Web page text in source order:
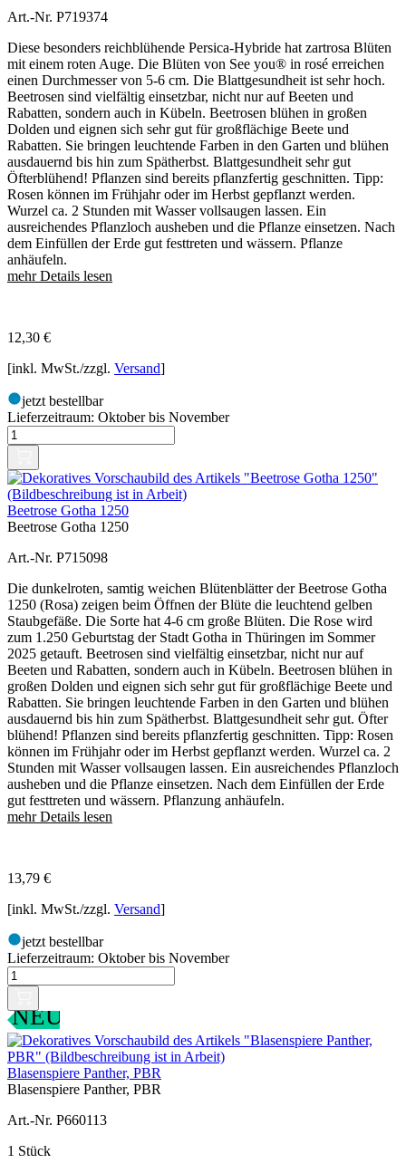
Art.-Nr. P719374
Diese besonders reichblühende Persica-Hybride hat zartrosa Blüten
mit einem roten Auge. Die Blüten von See you® in rosé erreichen
einen Durchmesser von 5-6 cm. Die Blattgesundheit ist sehr hoch.
Beetrosen sind vielfältig einsetzbar, nicht nur auf Beeten und
Rabatten, sondern auch in Kübeln. Beetrosen blühen in großen
Dolden und eignen sich sehr gut für großflächige Beete und
Rabatten. Sie bringen leuchtende Farben in den Garten und blühen
ausdauernd bis hin zum Spätherbst. Blattgesundheit sehr gut
Öfterblühend! Pflanzen sind bereits pflanzfertig geschnitten. Tipp:
Rosen können im Frühjahr oder im Herbst gepflanzt werden.
Wurzel ca. 2 Stunden mit Wasser vollsaugen lassen. Ein
ausreichendes Pflanzloch ausheben und die Pflanze einsetzen. Nach
dem Einfüllen der Erde gut festtreten und wässern. Pflanze
anhäufeln.
mehr Details lesen
12,30 €
[inkl. MwSt./zzgl. Versand]
jetzt bestellbar
Lieferzeitraum: Oktober bis November
Beetrose Gotha 1250
Beetrose Gotha 1250
Art.-Nr. P715098
Die dunkelroten, samtig weichen Blütenblätter der Beetrose Gotha
1250 (Rosa) zeigen beim Öffnen der Blüte die leuchtend gelben
Staubgefäße. Die Sorte hat 4-6 cm große Blüten. Die Rose wird
zum 1.250 Geburtstag der Stadt Gotha in Thüringen im Sommer
2025 getauft. Beetrosen sind vielfältig einsetzbar, nicht nur auf
Beeten und Rabatten, sondern auch in Kübeln. Beetrosen blühen in
großen Dolden und eignen sich sehr gut für großflächige Beete und
Rabatten. Sie bringen leuchtende Farben in den Garten und blühen
ausdauernd bis hin zum Spätherbst. Blattgesundheit sehr gut. Öfter
blühend! Pflanzen sind bereits pflanzfertig geschnitten. Tipp: Rosen
können im Frühjahr oder im Herbst gepflanzt werden. Wurzel ca. 2
Stunden mit Wasser vollsaugen lassen. Ein ausreichendes Pflanzloch
ausheben und die Pflanze einsetzen. Nach dem Einfüllen der Erde
gut festtreten und wässern. Pflanzung anhäufeln.
mehr Details lesen
13,79 €
[inkl. MwSt./zzgl. Versand]
jetzt bestellbar
Lieferzeitraum: Oktober bis November
NEU
Blasenspiere Panther, PBR
Blasenspiere Panther, PBR
Art.-Nr. P660113
1 Stück